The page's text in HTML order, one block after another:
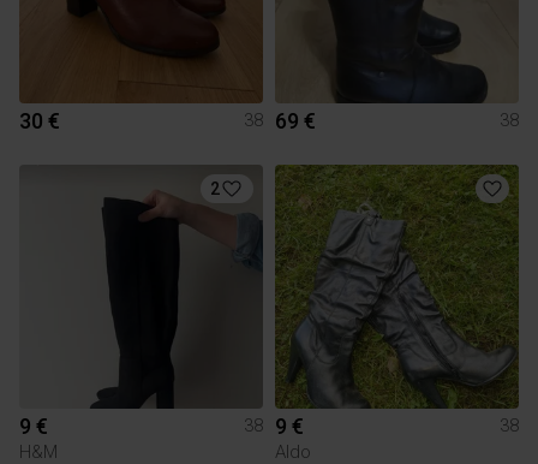
30 € 38 69 € 38
2
9 €
38
H&M
9 €
38
Aldo